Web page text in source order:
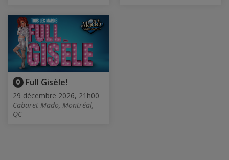
Full Gisèle!
29 décembre 2026, 21h00
Cabaret Mado, Montréal,
QC